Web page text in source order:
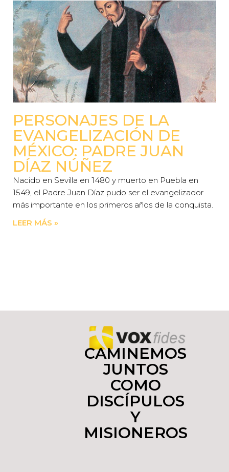
PERSONAJES DE LA
EVANGELIZACIÓN DE
MÉXICO: PADRE JUAN
DÍAZ NÚÑEZ
Nacido en Sevilla en 1480 y muerto en Puebla en
1549, el Padre Juan Díaz pudo ser el evangelizador
más importante en los primeros años de la conquista.
LEER MÁS »
CAMINEMOS
JUNTOS
COMO
DISCÍPULOS
Y
MISIONEROS